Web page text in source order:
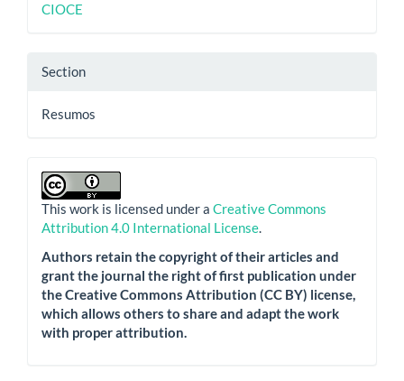
CIOCE
Section
Resumos
This work is licensed under a Creative Commons
Attribution 4.0 International License.
Authors retain the copyright of their articles and
grant the journal the right of first publication under
the Creative Commons Attribution (CC BY) license,
which allows others to share and adapt the work
with proper attribution.